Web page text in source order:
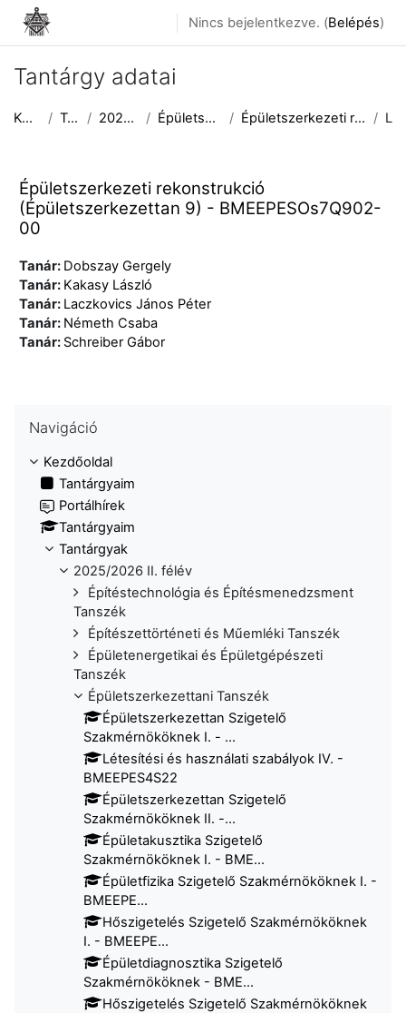
Tovább a fő tartalomhoz
Nincs bejelentkezve. (Belépés)
Tantárgy adatai
Kezdőoldal Tantárgyak 2025/2026 II. félév Épületszerkezettani Tanszék Épületszerkezeti rekonstrukció (Épületszerkezettan... Leírás
Épületszerkezeti rekonstrukció
(Épületszerkezettan 9) - BMEEPESOs7Q902-
00
Tanár: Dobszay Gergely
Tanár: Kakasy László
Tanár: Laczkovics János Péter
Tanár: Németh Csaba
Tanár: Schreiber Gábor
Navigáció
Kezdőoldal
Tantárgyaim
Portálhírek
Tantárgyaim
Tantárgyak
2025/2026 II. félév
Építéstechnológia és Építésmenedzsment
Tanszék
Építészettörténeti és Műemléki Tanszék
Épületenergetikai és Épületgépészeti
Tanszék
Épületszerkezettani Tanszék
Épületszerkezettan Szigetelő
Szakmérnököknek I. - ...
Létesítési és használati szabályok IV. -
BMEEPES4S22
Épületszerkezettan Szigetelő
Szakmérnököknek II. -...
Épületakusztika Szigetelő
Szakmérnököknek I. - BME...
Épületfizika Szigetelő Szakmérnököknek I. -
BMEEPE...
Hőszigetelés Szigetelő Szakmérnököknek
I. - BMEEPE...
Épületdiagnosztika Szigetelő
Szakmérnököknek - BME...
Hőszigetelés Szigetelő Szakmérnököknek